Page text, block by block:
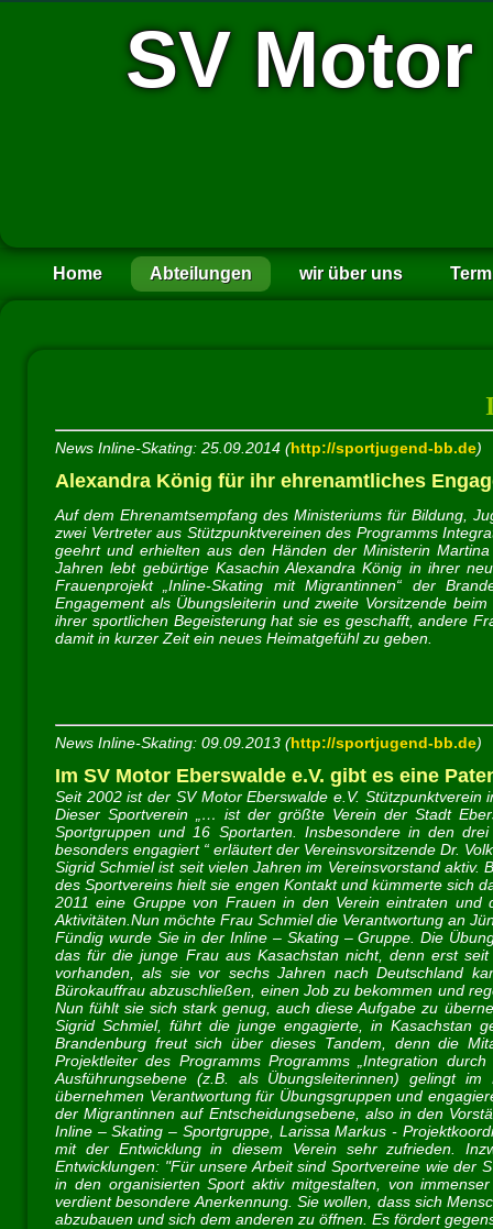
SV
Home Abteilungen wir über uns
News Inline-Skating: 25.09.2014 (http://sportjugend-bb.de)
Alexandra König für ihr ehrenamtliches
Auf dem Ehrenamtsempfang des Ministeriums für Bildung,
zwei Vertreter aus Stützpunktvereinen des Programms
geehrt und erhielten aus den Händen der Ministerin
Jahren lebt gebürtige Kasachin Alexandra König in ihrer
Frauenprojekt „Inline-Skating mit Migrantinnen“ der
Engagement als Übungsleiterin und zweite Vorsitzende
ihrer sportlichen Begeisterung hat sie es geschafft, andere
damit in kurzer Zeit ein neues Heimatgefühl zu geben.
News Inline-Skating: 09.09.2013 (http://sportjugend-bb.de)
Im SV Motor Eberswalde e.V. gibt es eine
Seit 2002 ist der SV Motor Eberswalde e.V.
Dieser Sportverein „… ist der größte Verein der Stadt
Sportgruppen und 16 Sportarten. Insbesondere in den
besonders engagiert “ erläutert der Vereinsvorsitzende Dr.
Sigrid Schmiel ist seit vielen Jahren im Vereinsvorstand
des Sportvereins hielt sie engen Kontakt und kümmerte sich
2011 eine Gruppe von Frauen in den Verein eintraten
Aktivitäten.Nun möchte Frau Schmiel die Verantwortung an
Fündig wurde Sie in der Inline – Skating – Gruppe. Die
das für die junge Frau aus Kasachstan nicht, denn erst
vorhanden, als sie vor sechs Jahren nach Deutschland
Bürokauffrau abzuschließen, einen Job zu bekommen und
Nun fühlt sie sich stark genug, auch diese Aufgabe zu
Sigrid Schmiel, führt die junge engagierte, in Kasachstan
Brandenburg freut sich über dieses Tandem, denn die
Projektleiter des Programms Programms „Integration
Ausführungsebene (z.B. als Übungsleiterinnen) gelingt
übernehmen Verantwortung für Übungsgruppen und
der Migrantinnen auf Entscheidungsebene, also in den
Inline – Skating – Sportgruppe, Larissa Markus -
mit der Entwicklung in diesem Verein sehr zufrieden.
Entwicklungen: "Für unsere Arbeit sind Sportvereine wie der
in den organisierten Sport aktiv mitgestalten, von
verdient besondere Anerkennung. Sie wollen, dass sich
abzubauen und sich dem anderen zu öffnen. Es fördert